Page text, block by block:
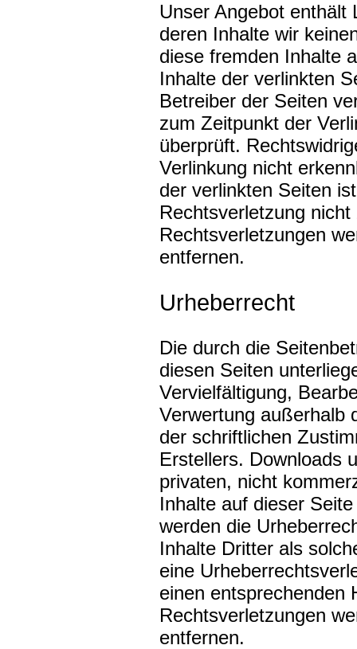
Unser Angebot enthält
deren Inhalte wir
diese fremden Inhalte
Inhalte der verlinkten
Betreiber der Seiten
zum Zeitpunkt der
überprüft.
Verlinkung nicht
der verlinkten Seiten
Rechtsverletzung
Rechtsverletzungen
entfernen.
Urheberrecht
Die durch die
diesen Seiten
Vervielfältigung,
Verwertung außerhalb
der schriftlichen
Erstellers. Downloads
privaten, nicht
Inhalte auf dieser
werden die
Inhalte Dritter als
eine
einen entsprechenden
Rechtsverletzungen
entfernen.